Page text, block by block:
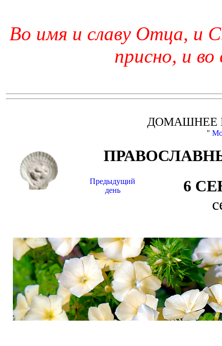
Во имя и славу Отца, и
присно, и во
ДОМАШНЕЕ
"
Предыдущий
день
6